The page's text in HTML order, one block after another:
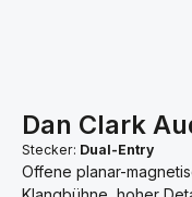
Dan Clark
Stecker: Dual-Entry
Offene planar-